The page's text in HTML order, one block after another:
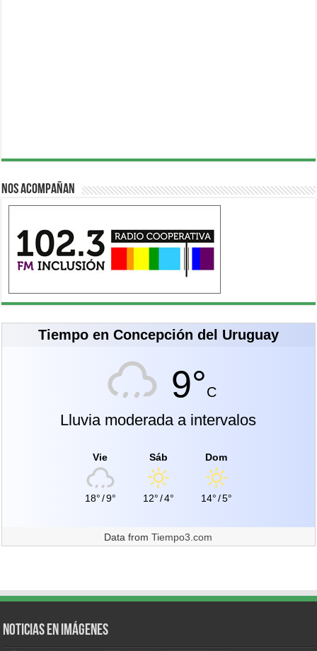
Nos acompañan
Tiempo en Concepción del Uruguay
9°C
Lluvia moderada a intervalos
Vie
18°/9°
Sáb
12°/4°
Dom
14°/5°
Data fromTiempo3.com
Noticias en Imágenes